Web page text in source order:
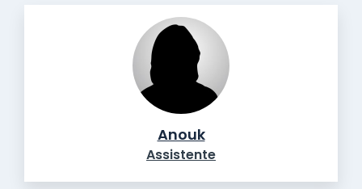
Anouk
Assistente